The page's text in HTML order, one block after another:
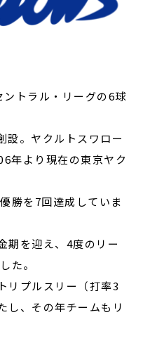
トラル・リーグの6球
設。ヤクルトスワロー
年より現在の東京ヤク
勝を7回達成していま
期を迎え、4度のリー
た。
リプルスリー（打率3
し、その年チームもリ